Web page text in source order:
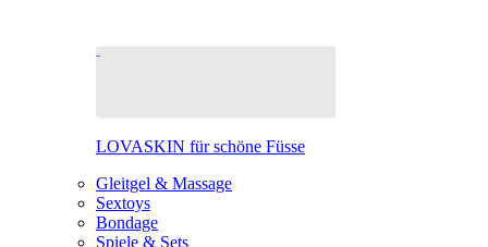
LOVASKIN für schöne Füsse
Gleitgel & Massage
Sextoys
Bondage
Spiele & Sets